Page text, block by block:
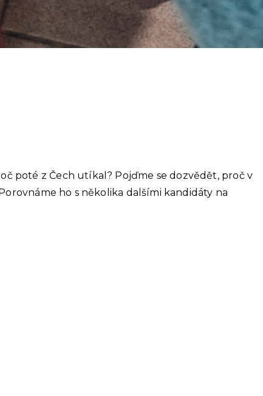
poté z Čech utíkal? Pojďme se dozvědět, proč v
ho s několika dalšími kandidáty na